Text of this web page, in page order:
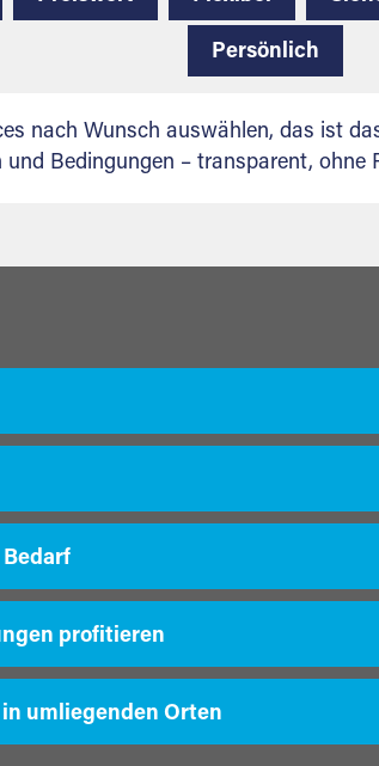
Persönlich
nach Wunsch auswählen, das ist
und Bedingungen – transparent, ohne
Bedarf
profitieren
umliegenden Orten